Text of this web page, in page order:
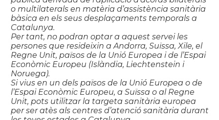
o multilaterals en matèria d’assistència sanitària
bàsica en els seus desplaçaments temporals a
Catalunya.
Per tant, no podran optar a aquest servei les
persones que resideixin a Andorra, Suïssa, Xile, el
Regne Unit, països de la Unió Europea i de l’Espai
Econòmic Europeu (Islàndia, Liechtenstein i
Noruega).
Si vius en un dels països de la Unió Europea o de
l’Espai Econòmic Europeu, a Suïssa o al Regne
Unit, pots utilitzar la targeta sanitària europea
per ser atès als centres d’atenció sanitària durant